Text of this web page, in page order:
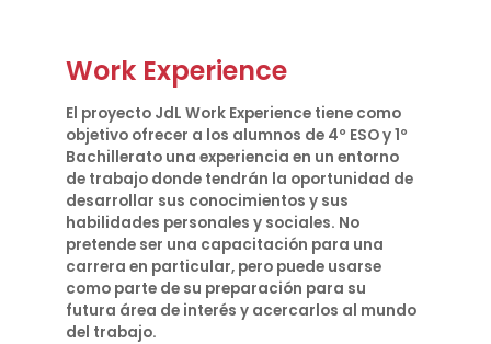
Work Experience
El proyecto JdL Work Experience tiene como
objetivo ofrecer a los alumnos de 4º ESO y 1º
Bachillerato una experiencia en un entorno
de trabajo donde tendrán la oportunidad de
desarrollar sus conocimientos y sus
habilidades personales y sociales. No
pretende ser una capacitación para una
carrera en particular, pero puede usarse
como parte de su preparación para su
futura área de interés y acercarlos al mundo
del trabajo.